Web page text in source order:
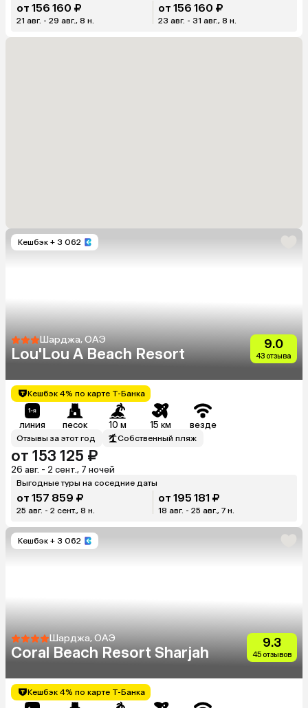
от 156 160 ₽
21 авг. - 29 авг., 8 н.
от 156 160 ₽
23 авг. - 31 авг., 8 н.
Кешбэк + 3 062
Шарджа, ОАЭ
Lou'Lou A Beach Resort
9.0
43 отзыва
Кешбэк 4% по карте Т-Банка
линия песок 10 м 15 км везде
Отзывы за этот год Собственный пляж
от 153 125 ₽
26 авг. - 2 сент., 7 ночей
Выгодные туры на соседние даты
от 157 859 ₽
25 авг. - 2 сент., 8 н.
от 195 181 ₽
18 авг. - 25 авг., 7 н.
Кешбэк + 3 062
Шарджа, ОАЭ
Coral Beach Resort Sharjah
9.3
45 отзывов
Кешбэк 4% по карте Т-Банка